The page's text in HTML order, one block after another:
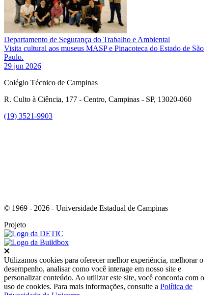
Departamento de Segurança do Trabalho e Ambiental
Visita cultural aos museus MASP e Pinacoteca do Estado de São
Paulo.
29 jun 2026
Colégio Técnico de Campinas
R. Culto à Ciência, 177 - Centro, Campinas - SP, 13020-060
(19) 3521-9903
© 1969 - 2026 - Universidade Estadual de Campinas
Projeto
Utilizamos cookies para oferecer melhor experiência, melhorar o
desempenho, analisar como você interage em nosso site e
personalizar conteúdo. Ao utilizar este site, você concorda com o
uso de cookies. Para mais informações, consulte a Política de